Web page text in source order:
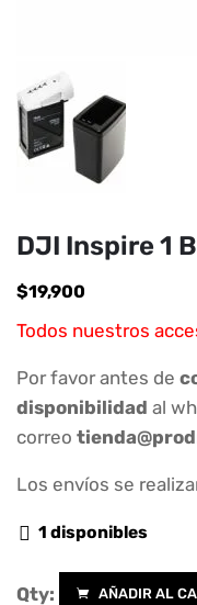
DJI Inspire 1
$19,900
Todos nuestros
Por favor antes de
disponibilidad al
correo
Los envíos se
1 disponibles
Qty: AÑADIR AL